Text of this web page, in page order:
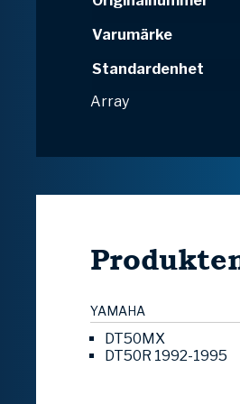
Varumärke
Standardenhet
Array
YAMAHA
DT50MX
DT50R 1992-1995